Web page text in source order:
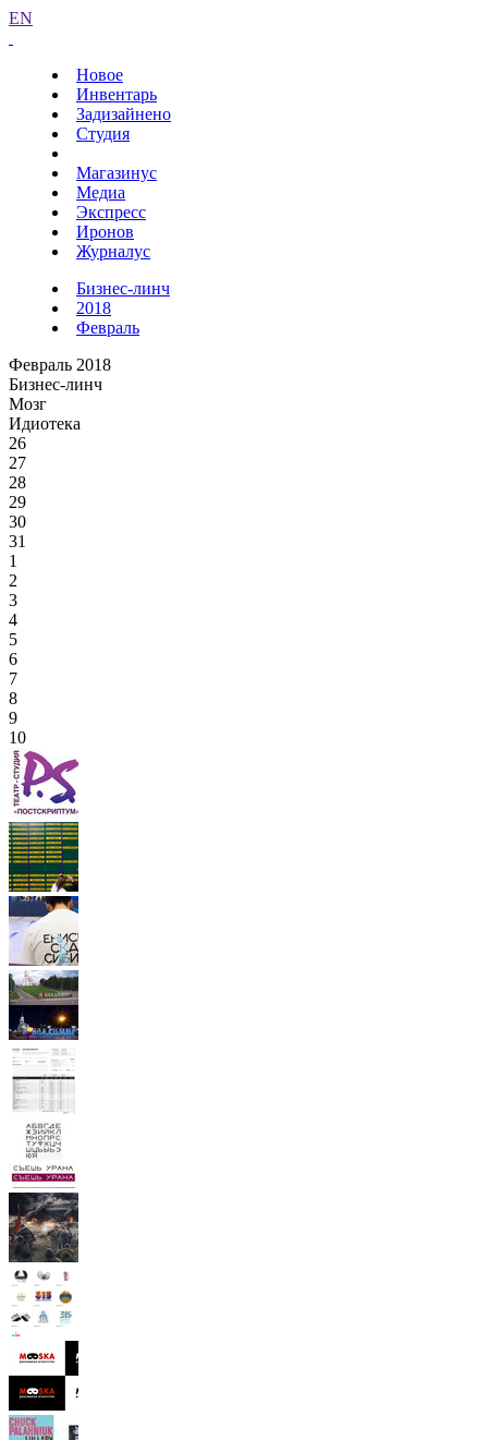
EN
Новое
Инвентарь
Задизайнено
Студия
Магазинус
Медиа
Экспресс
Иронов
Журналус
Бизнес-линч
2018
Февраль
Февраль 2018
Бизнес-линч
Мозг
Идиотека
26
27
28
29
30
31
1
2
3
4
5
6
7
8
9
10